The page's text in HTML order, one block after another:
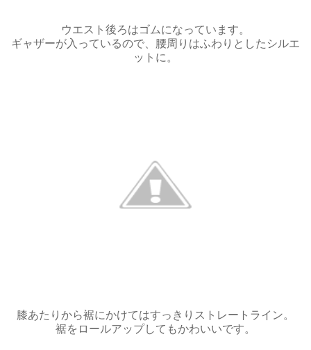
ウエスト後ろはゴムになっています。
ギャザーが入っているので、腰周りはふわりとしたシルエ
ットに。
膝あたりから裾にかけてはすっきりストレートライン。
裾をロールアップしてもかわいいです。